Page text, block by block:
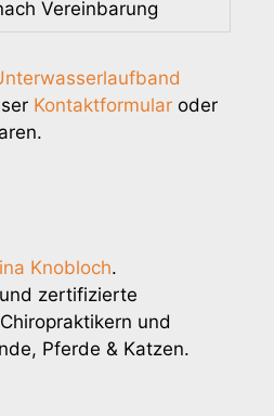
Vereinbarung
Kontaktformular oder
Knobloch.
zertifizierte
und
Pferde & Katzen.